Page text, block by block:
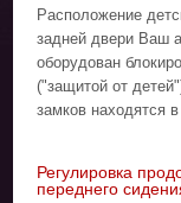
Расположение
задней двери Ваш
оборудован
("защитой от
замков находятся в
Регулировка
переднего